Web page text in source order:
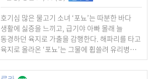
호기심 많은 물고기 소녀 ‘포뇨’는 따분한 바다
생활에 싫증을 느끼고, 급기야 아빠 몰래 늘
동경하던 육지로 가출을 감행한다. 해파리를 타고
육지로 올라온 ‘포뇨’는 그물에 휩쓸려 유리병
속에 갇히는 위기에 처하게 되고 때마침 해변가에
놀러 나온 소년 ‘소스케’의 도움으로 구출된다.